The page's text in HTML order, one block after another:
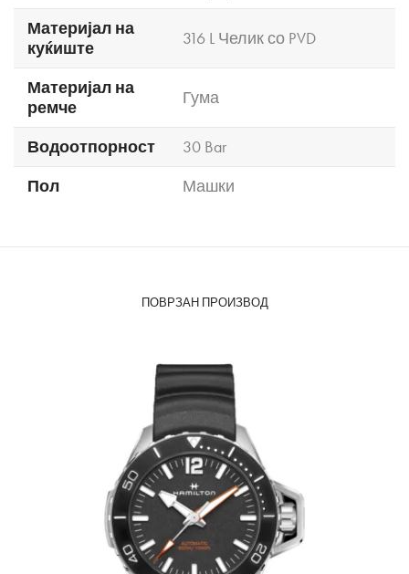
Материјал на
куќиште
316 L Челик со PVD
Материјал на
ремче
Гума
Водоотпорност
30 Bar
Пол
Машки
ПОВРЗАН ПРОИЗВОД